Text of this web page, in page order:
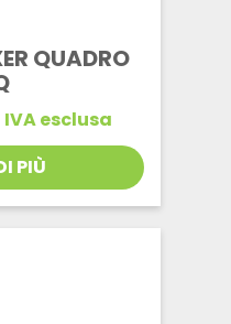
QUADRO
IVA esclusa
PIÙ